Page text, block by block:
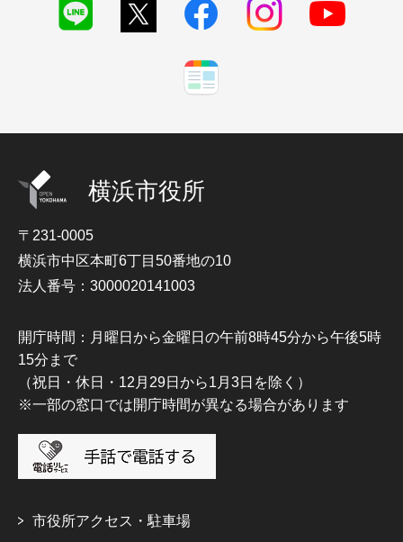
横浜市役所
〒231-0005
横浜市中区本町6丁目50番地の10
法人番号：3000020141003
開庁時間：月曜日から金曜日の午前8時45分から午後5時
15分まで
（祝日・休日・12月29日から1月3日を除く）
※一部の窓口では開庁時間が異なる場合があります
市役所アクセス・駐車場